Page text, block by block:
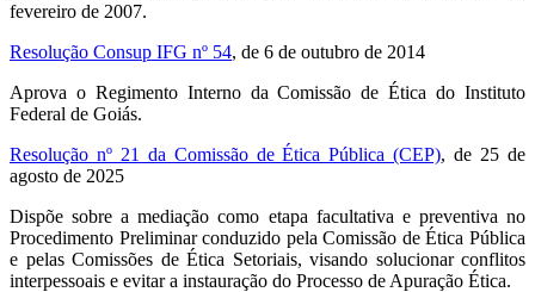
fevereiro de 2007.
Resolução Consup IFG nº 54, de 6 de outubro de 2014
Aprova o Regimento Interno da Comissão de Ética do Instituto
Federal de Goiás.
Resolução nº 21 da Comissão de Ética Pública (CEP), de 25 de
agosto de 2025
Dispõe sobre a mediação como etapa facultativa e preventiva no
Procedimento Preliminar conduzido pela Comissão de Ética Pública
e pelas Comissões de Ética Setoriais, visando solucionar conflitos
interpessoais e evitar a instauração do Processo de Apuração Ética.